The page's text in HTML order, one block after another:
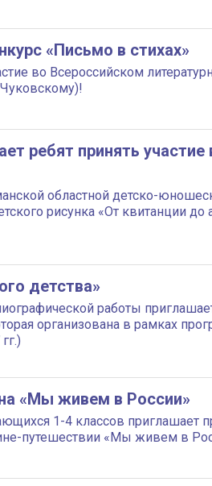
«Письмо в стихах»
во Всероссийском
ребят принять участие
областной детско-
рисунка «От квитанции до
детства»
работы
организована в рамках
«Мы живем в России»
1-4 классов приглашает
путешествии «Мы живем в